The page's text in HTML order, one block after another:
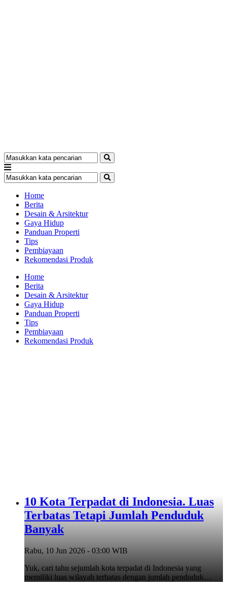
Home
Berita
Desain & Arsitektur
Gaya Hidup
Panduan Properti
Tips
Pembiayaan
Rekomendasi Produk
Home
Berita
Desain & Arsitektur
Gaya Hidup
Panduan Properti
Tips
Pembiayaan
Rekomendasi Produk
10 Kota Terpadat di Indonesia. Luas
Terbatas Tetapi Jumlah Penduduk
Banyak
Rabu, 10 Jun 2026 - 03:00 WIB
Yuk, cari tahu sejumlah kota terpadat di Indonesia yang
memiliki luas wilayah terbatas dengan jumlah penduduk…